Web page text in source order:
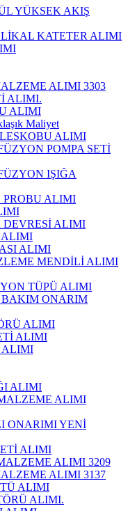
YÜKSEK AKIŞ
KATETER ALIMI
ALIMI 3303
ALIMI.
ALIMI
Maliyet
ALIMI
POMPA SETİ
IŞIĞA
PROBU ALIMI
DEVRESİ ALIMI
ALIMI
ALIMI
MENDİLİ ALIMI
TÜPÜ ALIMI
ONARIM
ALIMI
ALIMI
ALIMI
ALIMI
ALIMI
ONARIMI YENİ
ALIMI
ALIMI 3209
ALIMI 3137
ALIMI
ALIMI.